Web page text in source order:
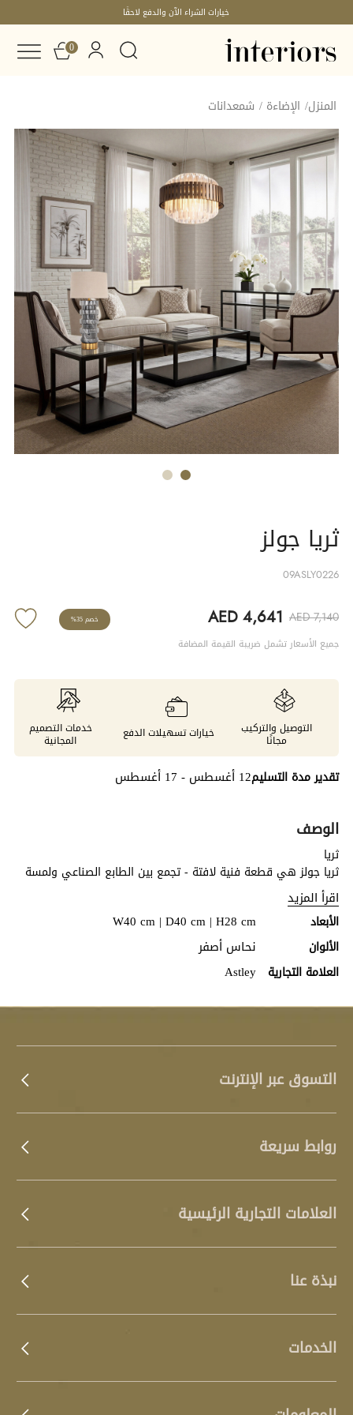
خيارات الشراء الآن والدفع لاحقًا
0
المنزل/ الإضاءة / شمعدانات
ثريا جولز
09ASLY0226
AED 4,641 AED 7,140
جميع الأسعار تشمل ضريبة القيمة المضافة
خصم 35%
التوصيل والتركيب
مجانًا خيارات تسهيلات الدفع خدمات التصميم
المجانية
تقدير مدة التسليم12 أغسطس - 17 أغسطس
الوصف
ثريا
ثريا جولز هي قطعة فنية لافتة - تجمع بين الطابع الصناعي ولمسة
من الأناقة، مصممة لخلق تأثير درامي وأجواء مميزة في أي غرفة.
تجمع هذه الثريا الفريدة بين العناصر المعدنية مع القطرات الزجاجية،
مما يمنحها طابعًا عصريًا سيجدد على الفور أي مشروع تصميم داخلي.
مصممة لتكون نقطة التركيز في الغرفة، ستضيف ثريا جولز لمسة من
الفخامة والأناقة.
اقرأ المزيد
الأبعاد W40 cm | D40 cm | H28 cm
الألوان نحاس أصفر
العلامة التجارية Astley
التسوق عبر الإنترنت
روابط سريعة
العلامات التجارية الرئيسية
نبذة عنا
الخدمات